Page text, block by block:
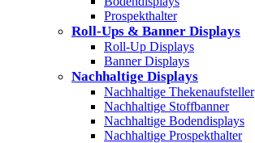
Prospekthalter
Roll-Ups & Banner Displays
Roll-Up Displays
Banner Displays
Nachhaltige Displays
Nachhaltige Thekenaufsteller
Nachhaltige Stoffbanner
Nachhaltige Bodendisplays
Nachhaltige Prospekthalter